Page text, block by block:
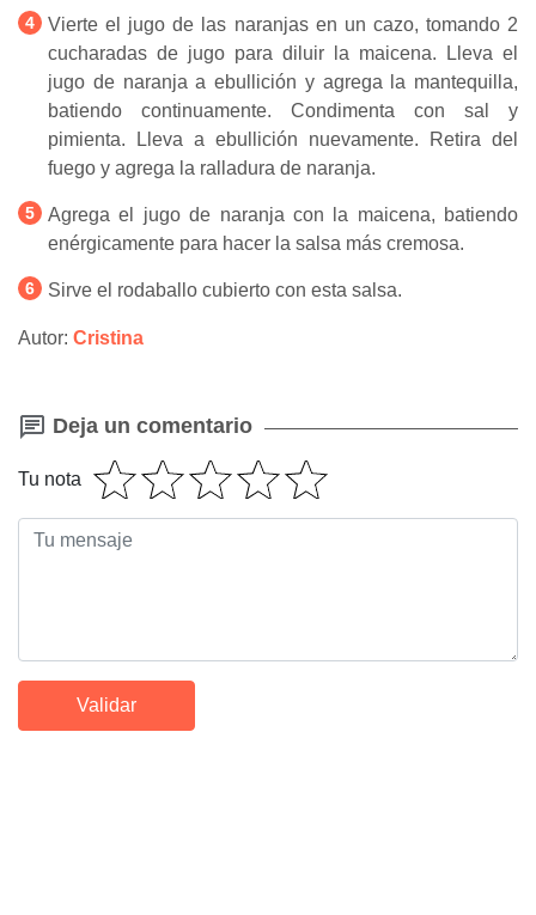
Vierte el jugo de las naranjas en un cazo, tomando 2
cucharadas de jugo para diluir la maicena. Lleva el
jugo de naranja a ebullición y agrega la mantequilla,
batiendo continuamente. Condimenta con sal y
pimienta. Lleva a ebullición nuevamente. Retira del
fuego y agrega la ralladura de naranja.
Agrega el jugo de naranja con la maicena, batiendo
enérgicamente para hacer la salsa más cremosa.
Sirve el rodaballo cubierto con esta salsa.
Autor: Cristina
Deja un comentario
Tu nota